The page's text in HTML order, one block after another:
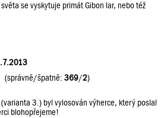
se vyskytuje primát Gibon lar, nebo též
(správně/špatně: 369/2)
3.) byl vylosován výherce, který poslal
blohopřejeme!